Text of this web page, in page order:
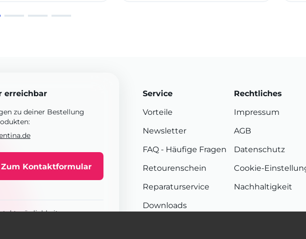
erreichbar
zu deiner Bestellung
Zum Kontaktformular
Service
Vorteile
Newsletter
FAQ - Häufige Fragen
Retourenschein
Reparaturservice
Downloads
Rechtliches
Impressum
AGB
Datenschutz
Cookie-
Nachhaltigkeit